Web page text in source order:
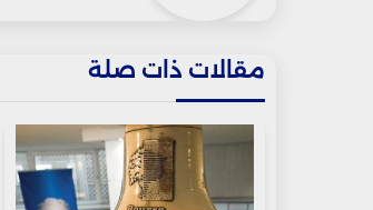
مقالات ذات صلة